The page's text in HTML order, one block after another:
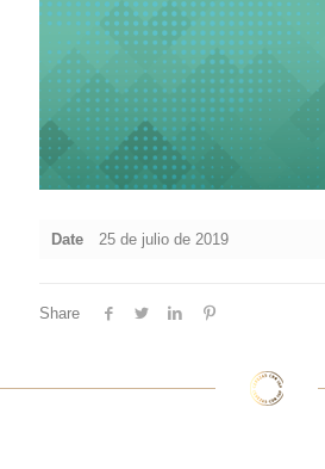
Date 25 de julio de 2019
Share